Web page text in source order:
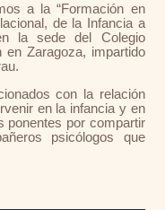
a la “Formación en
de la Infancia a
la sede del Colegio
en Zaragoza, impartido
con la relación
en la infancia y en
ponentes por compartir
psicólogos que